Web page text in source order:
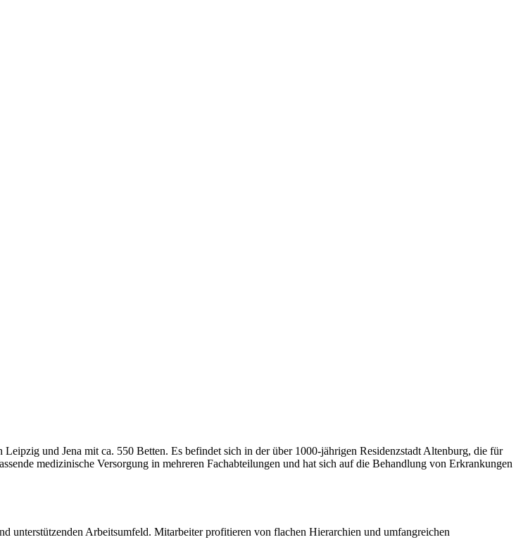
und Jena mit ca. 550 Betten. Es befindet sich in der über 1000-jährigen Residenzstadt Altenburg, die für
medizinische Versorgung in mehreren Fachabteilungen und hat sich auf die Behandlung von Erkrankungen
Arbeitsumfeld. Mitarbeiter profitieren von flachen Hierarchien und umfangreichen